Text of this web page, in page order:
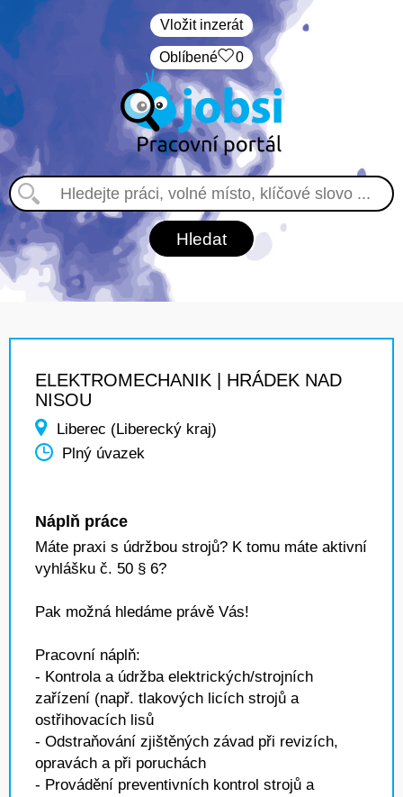
Vložit inzerát
Oblíbené 0
ELEKTROMECHANIK | HRÁDEK NAD
NISOU
Liberec (Liberecký kraj)
Plný úvazek
Náplň práce
Máte praxi s údržbou strojů? K tomu máte aktivní
vyhlášku č. 50 § 6?
Pak možná hledáme právě Vás!
Pracovní náplň:
- Kontrola a údržba elektrických/strojních
zařízení (např. tlakových licích strojů a
ostřihovacích lisů
- Odstraňování zjištěných závad při revizích,
opravách a při poruchách
- Provádění preventivních kontrol strojů a